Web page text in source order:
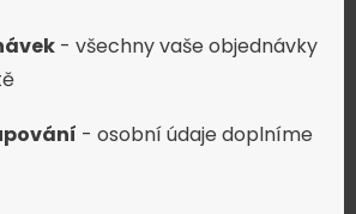
- všechny vaše objednávky
- osobní údaje doplníme